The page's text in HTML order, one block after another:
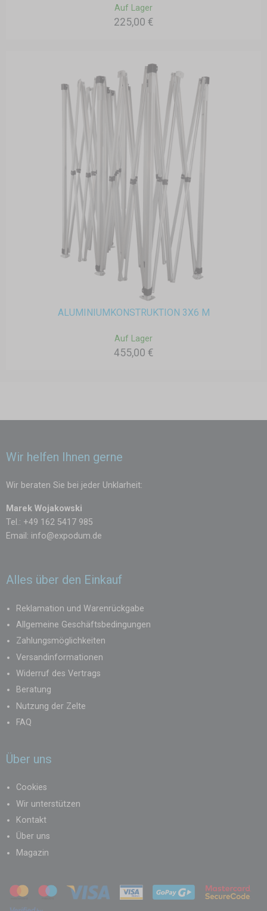
Auf Lager
225,00 €
ALUMINIUMKONSTRUKTION 3X6 M
Auf Lager
455,00 €
Wir helfen Ihnen gerne
Wir beraten Sie bei jeder Unklarheit:
Marek Wojakowski
Tel.: +49 162 5417 985
Email: info@expodum.de
Alles über den Einkauf
Reklamation und Warenrückgabe
Allgemeine Geschäftsbedingungen
Zahlungsmöglichkeiten
Versandinformationen
Widerruf des Vertrags
Beratung
Nutzung der Zelte
FAQ
Über uns
Cookies
Wir unterstützen
Kontakt
Über uns
Magazin